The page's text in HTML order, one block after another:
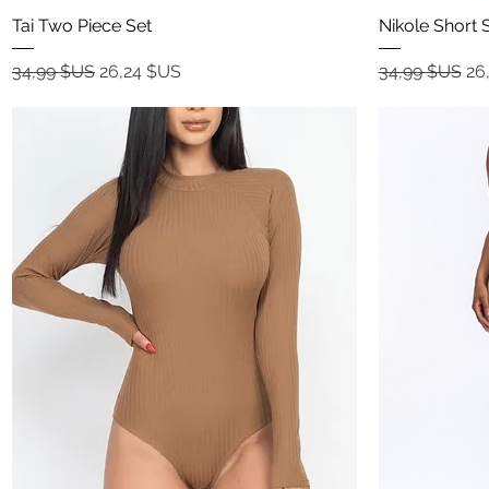
Aperçu rapide
Tai Two Piece Set
Prix original
34,99 $US Prix promotionnel
26,24 $US
Nikole Short
Prix original
34,99 $US